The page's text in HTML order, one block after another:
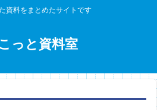
資料をまとめたサイトです
っと資料室